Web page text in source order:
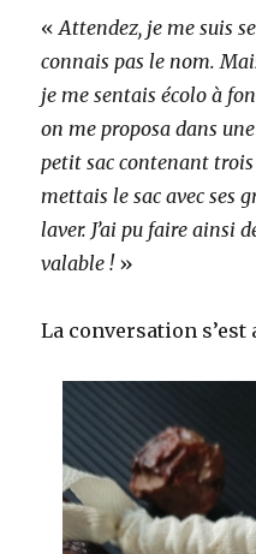
«Attendez, je me suis
connais pas le nom.
je me sentais écolo à
on me proposa dans
petit sac contenant trois
mettais le sac avec ses
laver. J’ai pu faire ainsi
valable !»
La conversation s’est